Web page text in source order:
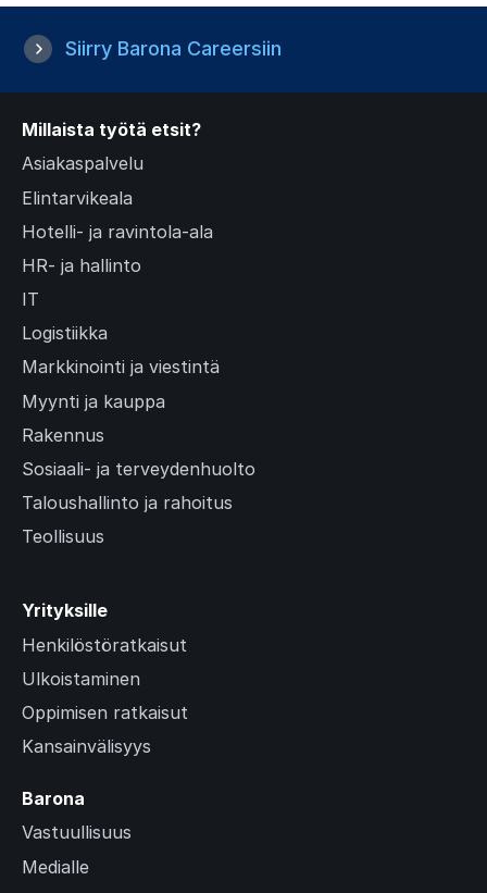
Siirry Barona Careersiin
Millaista työtä etsit?
Asiakaspalvelu
Elintarvikeala
Hotelli- ja ravintola-ala
HR- ja hallinto
IT
Logistiikka
Markkinointi ja viestintä
Myynti ja kauppa
Rakennus
Sosiaali- ja terveydenhuolto
Taloushallinto ja rahoitus
Teollisuus
Yrityksille
Henkilöstöratkaisut
Ulkoistaminen
Oppimisen ratkaisut
Kansainvälisyys
Barona
Vastuullisuus
Medialle